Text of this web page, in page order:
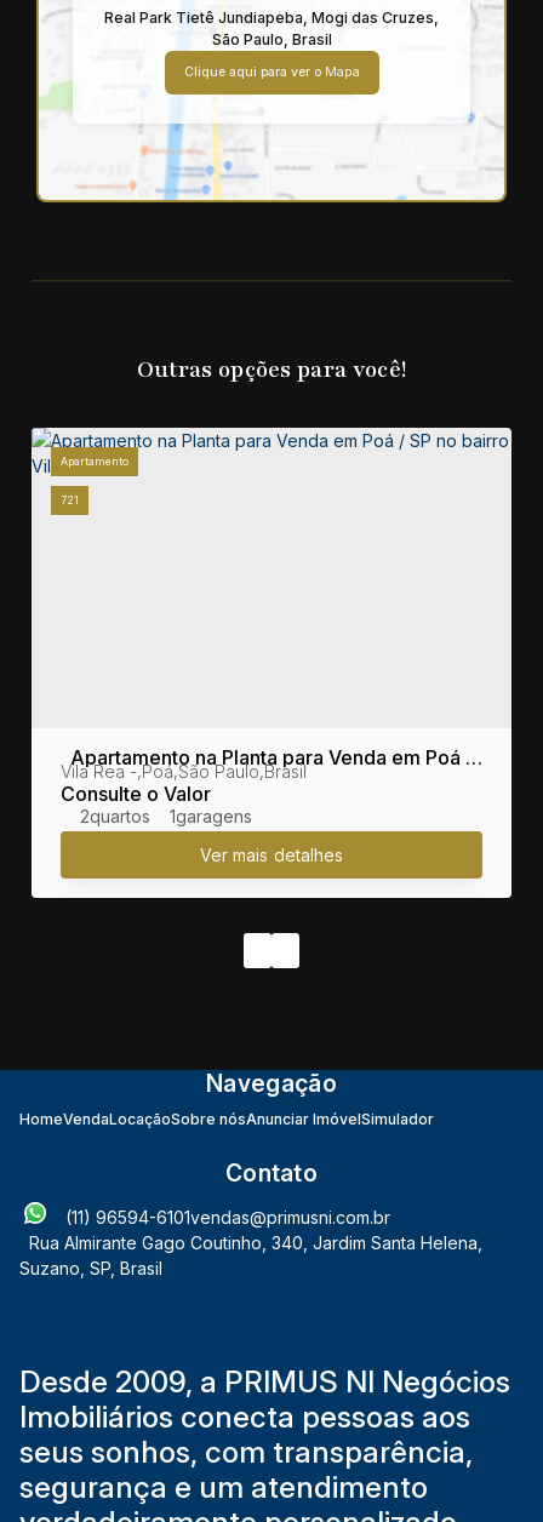
Real Park Tietê Jundiapeba, Mogi das Cruzes,
São Paulo, Brasil
Clique aqui para ver o Mapa
Outras opções para você!
721
Apartamento
Apartamento na Planta para Venda em Poá /
SP no bairro Vila Rea
Consulte o Valor
Vila Rea ,Poá,São Paulo,Brasil
2 1
Navegação
HomeVendaLocaçãoSobre nósAnunciar ImóvelSimulador
Contato
(11) 96594-6101vendas@primusni.com.br
Rua Almirante Gago Coutinho 340 Jardim Santa Helena
Suzano SP Brasil
Desde 2009, a PRIMUS NI Negócios
Imobiliários conecta pessoas aos
seus sonhos, com transparência,
segurança e um atendimento